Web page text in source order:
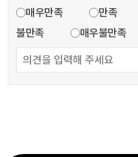
매우만족 만족
불만족
매우불만족